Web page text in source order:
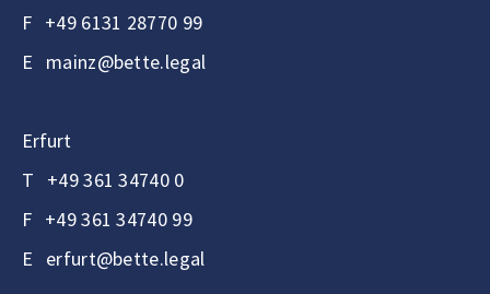
F +49 6131 28770 99
E mainz@bette.legal
Erfurt
T +49 361 34740 0
F +49 361 34740 99
E erfurt@bette.legal